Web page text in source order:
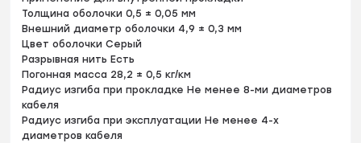
Толщина оболочки 0,5 ± 0,05 мм
Внешний диаметр оболочки 4,9 ± 0,3 мм
Цвет оболочки Серый
Разрывная нить Есть
Погонная масса 28,2 ± 0,5 кг/км
Радиус изгиба при прокладке Не менее 8-ми диаметров
кабеля
Радиус изгиба при эксплуатации Не менее 4-х
диаметров кабеля